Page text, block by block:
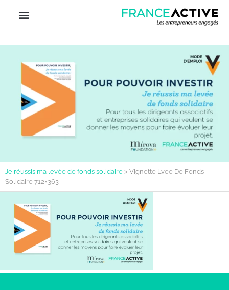
Je réussis ma levée de fonds solidaire > Vignette Lvee De Fonds
Solidaire 712×363